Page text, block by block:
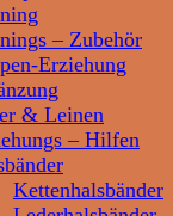
– Zubehör
Erziehung
& Leinen
– Hilfen
Kettenhalsbänder